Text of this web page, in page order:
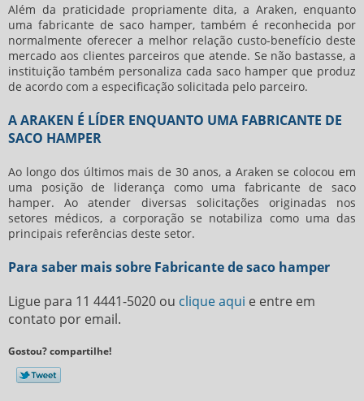
Além da praticidade propriamente dita, a Araken, enquanto
uma fabricante de saco hamper, também é reconhecida por
normalmente oferecer a melhor relação custo-benefício deste
mercado aos clientes parceiros que atende. Se não bastasse, a
instituição também personaliza cada saco hamper que produz
de acordo com a especificação solicitada pelo parceiro.
A ARAKEN É LÍDER ENQUANTO UMA FABRICANTE DE
SACO HAMPER
Ao longo dos últimos mais de 30 anos, a Araken se colocou em
uma posição de liderança como uma fabricante de saco
hamper. Ao atender diversas solicitações originadas nos
setores médicos, a corporação se notabiliza como uma das
principais referências deste setor.
Para saber mais sobre Fabricante de saco hamper
Ligue para 11 4441-5020 ou clique aqui e entre em
contato por email.
Gostou? compartilhe!